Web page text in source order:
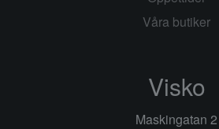
Våra butiker
Visko
Maskingatan 2